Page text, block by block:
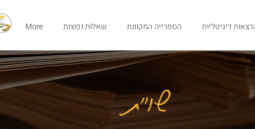
דיגיטליות הספרייה המקוונת שאלות נפוצות More
שו"ת
שו"ת